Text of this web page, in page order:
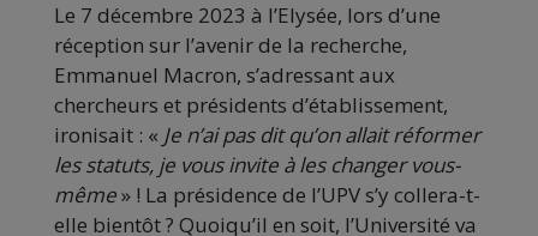
Le 7 décembre 2023 à l’Elysée, lors d’une
réception sur l’avenir de la recherche,
Emmanuel Macron, s’adressant aux
chercheurs et présidents d’établissement,
ironisait : « Je n’ai pas dit qu’on allait réformer
les statuts, je vous invite à les changer vous-
même» ! La présidence de l’UPV s’y collera-t-
elle bientôt ? Quoiqu’il en soit, l’Université va